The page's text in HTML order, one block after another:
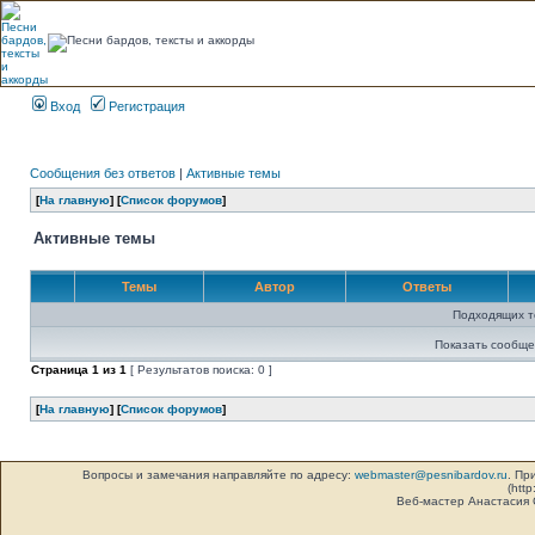
Вход Регистрация
Сообщения без ответов | Активные темы
[На главную] [Список форумов]
Активные темы
Темы Автор Ответы
Подходящих
Показать
Страница 1 из 1 [ Результатов поиска: 0 ]
[На главную] [Список форумов]
Вопросы и замечания направляйте по адресу: webmaster@pesnibardov.ru .
Веб-мастер